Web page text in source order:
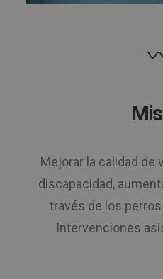
Mejorar la calidad de
discapacidad,
través de los
Intervenciones